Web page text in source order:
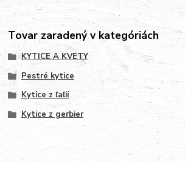
Tovar zaradený v kategóriách
KYTICE A KVETY
Pestré kytice
Kytice z ľaľií
Kytice z gerbier